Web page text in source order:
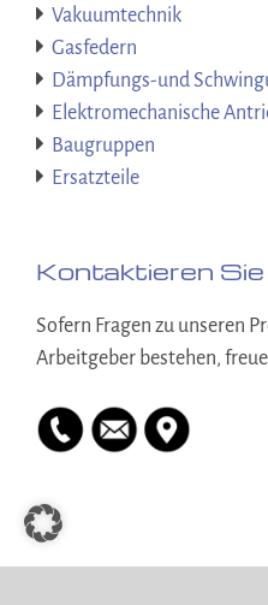
Vakuumtechnik
Gasfedern
Dämpfungs-und
Elektromechanische
Baugruppen
Ersatzteile
Kontaktieren Sie
Sofern Fragen zu unseren
Arbeitgeber bestehen,